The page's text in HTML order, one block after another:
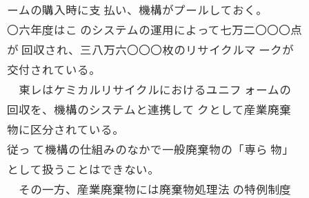
ームの購入時に支 払い、機構がプールしておく。
〇六年度はこ のシステムの運用によって七万二〇〇〇点
が 回収され、三八万六〇〇〇枚のリサイクルマ ークが
交付されている。
東レはケミカルリサイクルにおけるユニフ ォームの
回収を、機構のシステムと連携して クとして産業廃棄
物に区分されている。
従っ て機構の仕組みのなかで一般廃棄物の「専ら 物」
として扱うことはできない。
その一方、産業廃棄物には廃棄物処理法 の特例制度